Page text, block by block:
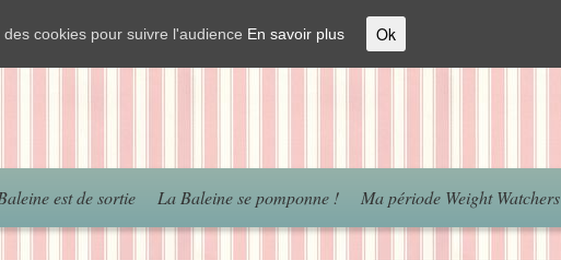
est de sortie La Baleine se pomponne ! Ma période Weight Watchers
cookies pour suivre l'audience En savoir plus Ok